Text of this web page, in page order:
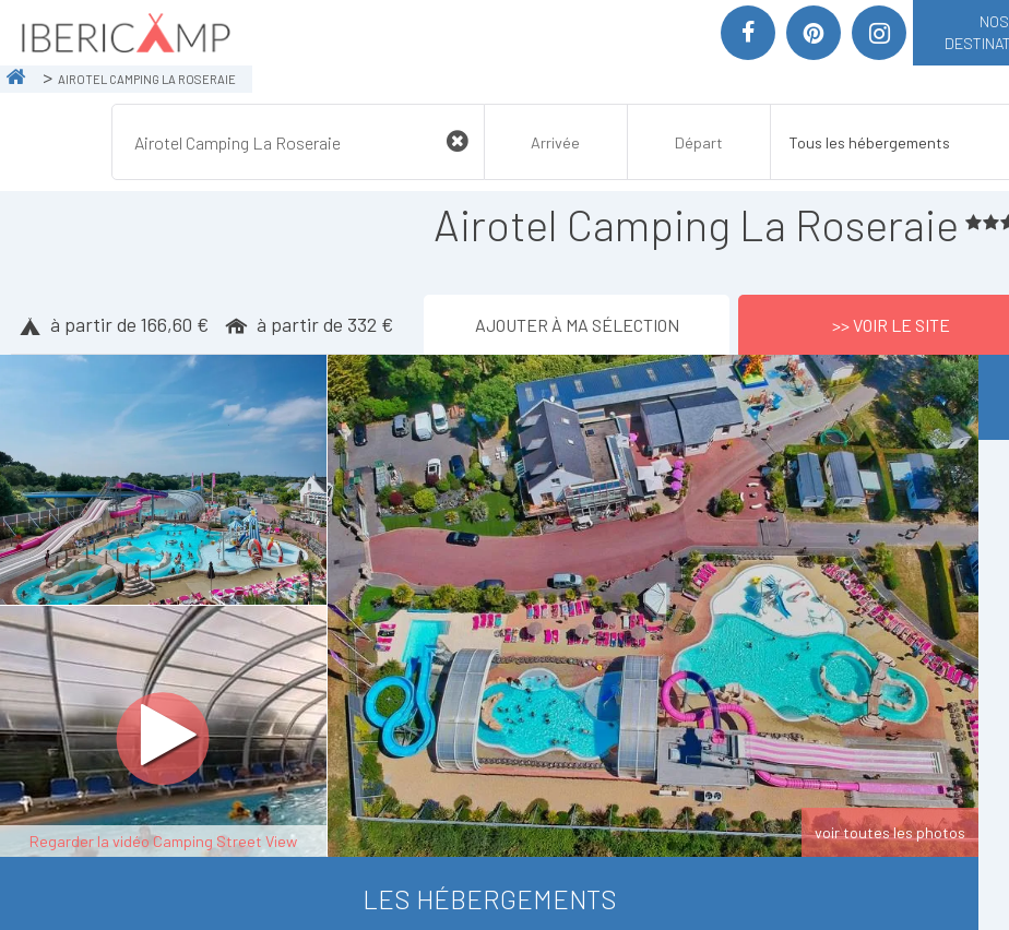
NOS
AIROTEL CAMPING LA ROSERAIE
Airotel Camping La Roseraie
à partir de 166,60 € à partir de 332 € AJOUTER À MA SÉLECTION >> VOIR LE SITE
Regarder la vidéo Camping Street View voir toutes les photos
LES HÉBERGEMENTS